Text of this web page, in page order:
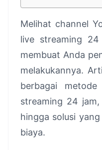
Melihat channel
live streaming
membuat Anda
melakukannya.
berbagai
streaming 24
hingga solusi
biaya.